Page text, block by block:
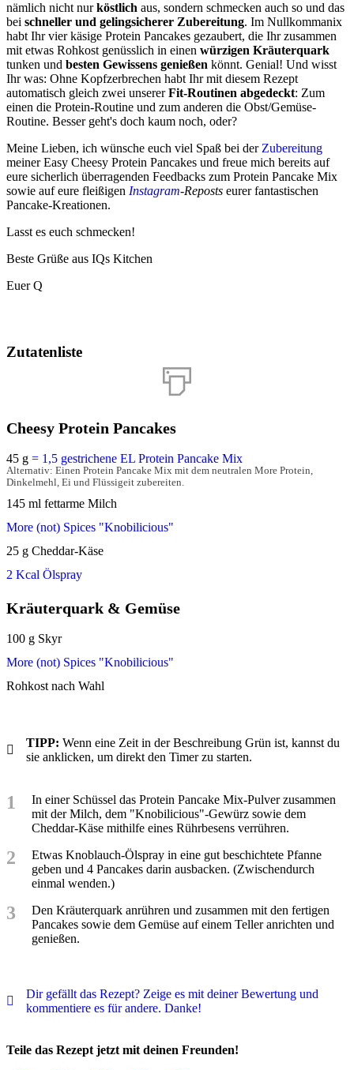
nämlich nicht nurköstlich aus, sondern schmecken auch so und das
bei schneller und gelingsicherer Zubereitung. Im Nullkommanix
habt Ihr vier käsige Protein Pancakes gezaubert, die Ihr zusammen
mit etwas Rohkost genüsslich in einen würzigen Kräuterquark
tunken und besten Gewissens genießen könnt. Genial! Und wisst
Ihr was: Ohne Kopfzerbrechen habt Ihr mit diesem Rezept
automatisch gleich zwei unsererFit-Routinen abgedeckt: Zum
einen die Protein-Routine und zum anderen die Obst/Gemüse-
Routine. Besser geht's doch kaum noch, oder?
Meine Lieben, ich wünsche euch viel Spaß bei der Zubereitung
meiner Easy Cheesy Protein Pancakes und freue mich bereits auf
eure sicherlich überragenden Feedbacks zum Protein Pancake Mix
sowie auf eure fleißigen Instagram-Reposts eurer fantastischen
Pancake-Kreationen.
Lasst es euch schmecken!
Beste Grüße aus IQs Kitchen
Euer Q
Zutatenliste
Cheesy Protein Pancakes
45 g = 1,5 gestrichene EL Protein Pancake Mix
Alternativ: Einen Protein Pancake Mix mit dem neutralen More Protein,
Dinkelmehl, Ei und Flüssigeit zubereiten.
145 ml fettarme Milch
More (not) Spices "Knobilicious"
25 g Cheddar-Käse
2 Kcal Ölspray
Kräuterquark & Gemüse
100 g Skyr
More (not) Spices "Knobilicious"
Rohkost nach Wahl
TIPP: Wenn eine Zeit in der Beschreibung Grün ist, kannst du
sie anklicken, um direkt den Timer zu starten.
1
In einer Schüssel das Protein Pancake Mix-Pulver zusammen
mit der Milch, dem "Knobilicious"-Gewürz sowie dem
Cheddar-Käse mithilfe eines Rührbesens verrühren.
2
Etwas Knoblauch-Ölspray in eine gut beschichtete Pfanne
geben und 4 Pancakes darin ausbacken. (Zwischendurch
einmal wenden.)
3
Den Kräuterquark anrühren und zusammen mit den fertigen
Pancakes sowie dem Gemüse auf einem Teller anrichten und
genießen.
Dir gefällt das Rezept? Zeige es mit deiner Bewertung und
kommentiere es für andere. Danke!
Teile das Rezept jetzt mit deinen Freunden!